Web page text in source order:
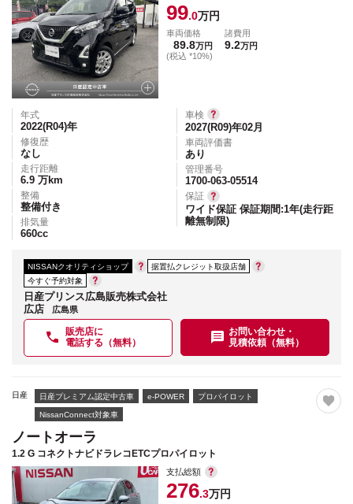
99.0万円
車両価格
89.8万円
(税込 *10%)
諸費用
9.2万円
年式
2022(R04)年
修復歴
なし
走行距離
6.9 万km
整備
整備付き
排気量
660cc
車検
2027(R09)年02月
車両評価書
あり
管理番号
1700-063-05514
保証
ワイド保証 保証期間:1年(走行距
離無制限)
NISSANクオリティショップ
据置払クレジット取扱店舗
今すぐ予約対象
日産プリンス広島販売株式会社
広店
広島県
販売店に
電話する（無料）
お問い合わせ・
見積依頼（無料）
日産 日産プレミアム認定中古車 e-POWER プロパイロット
NissanConnect対象車
ノートオーラ
1.2 G コネクトナビドラレコETCプロパイロット
支払総額
276.3万円